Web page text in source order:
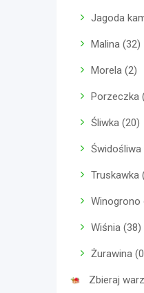
Jagoda
Malina (32)
Morela (2)
Porzeczka
Śliwka (20)
Świdośliwa
Truskawka
Winogrono
Wiśnia (38)
Żurawina
Zbieraj